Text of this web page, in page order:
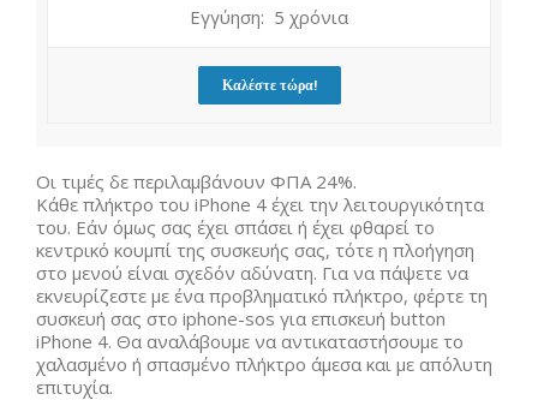
Εγγύηση: 5 χρόνια
Καλέστε τώρα!
Οι τιμές δε περιλαμβάνουν ΦΠΑ 24%.
Κάθε πλήκτρο του iPhone 4 έχει την λειτουργικότητα
του. Εάν όμως σας έχει σπάσει ή έχει φθαρεί το
κεντρικό κουμπί της συσκευής σας, τότε η πλοήγηση
στο μενού είναι σχεδόν αδύνατη. Για να πάψετε να
εκνευρίζεστε με ένα προβληματικό πλήκτρο, φέρτε τη
συσκευή σας στο iphone-sos για επισκευή button
iPhone 4. Θα αναλάβουμε να αντικαταστήσουμε το
χαλασμένο ή σπασμένο πλήκτρο άμεσα και με απόλυτη
επιτυχία.